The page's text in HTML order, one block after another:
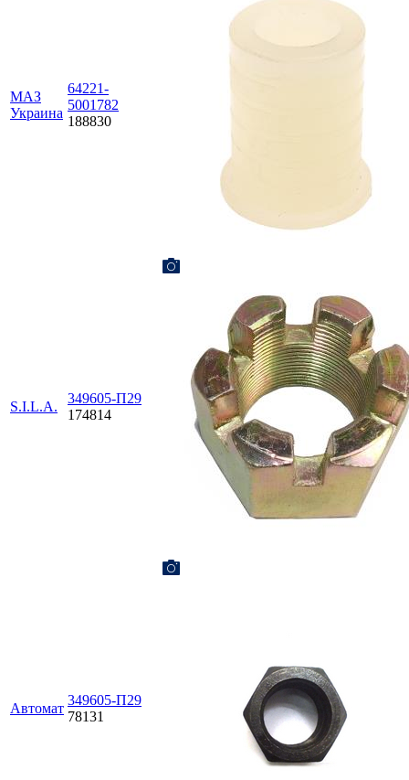
МАЗ
Украина
64221-
5001782
188830
S.I.L.A.
349605-П29
174814
Автомат
349605-П29
78131